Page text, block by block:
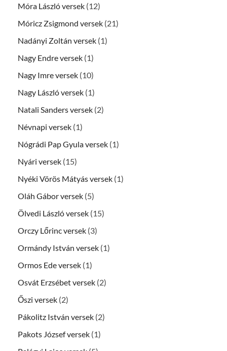
Móra László versek (12)
Móricz Zsigmond versek (21)
Nadányi Zoltán versek (1)
Nagy Endre versek (1)
Nagy Imre versek (10)
Nagy László versek (1)
Natali Sanders versek (2)
Névnapi versek (1)
Nógrádi Pap Gyula versek (1)
Nyári versek (15)
Nyéki Vörös Mátyás versek (1)
Oláh Gábor versek (5)
Ölvedi László versek (15)
Orczy Lőrinc versek (3)
Ormándy István versek (1)
Ormos Ede versek (1)
Osvát Erzsébet versek (2)
Őszi versek (2)
Pákolitz István versek (2)
Pakots József versek (1)